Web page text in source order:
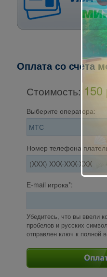
Оплата со счета
Стоимость: 150
Выберите оператора:
Номер телефона
E-mail игрока*:
Убедитесь, что вы ввели
пробелов и русских
отправлен ключ к полной